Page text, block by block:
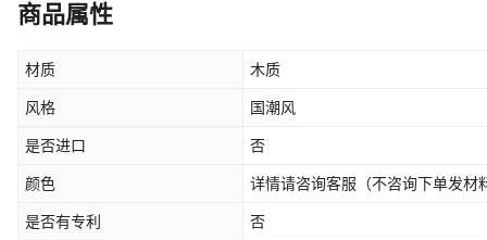
商品属性
材质 木质
风格 国潮风
是否进口 否
颜色 详情请咨询客服（不咨询下单发材
是否有专利 否